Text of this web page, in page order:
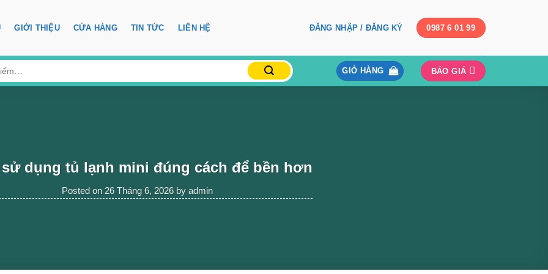
GIỚI THIỆU CỬA HÀNG TIN TỨC LIÊN HỆ ĐĂNG NHẬP / ĐĂNG KÝ 0987 6 01 99
GIỎ HÀNG BÁO GIÁ
sử dụng tủ lạnh mini đúng cách để bền hơn
Posted on 26 Tháng 6, 2026by admin